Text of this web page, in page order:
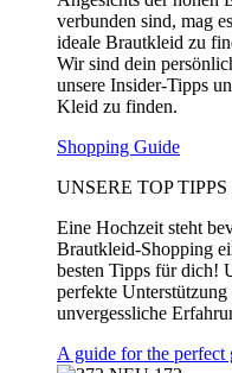
verbunden sind, mag
ideale Brautkleid zu
Wir sind dein
unsere Insider-Tipps
Kleid zu finden.
Shopping Guide
UNSERE TOP
Eine Hochzeit steht
Brautkleid-Shopping
besten Tipps für dich!
perfekte
unvergessliche
A guide for the perfect